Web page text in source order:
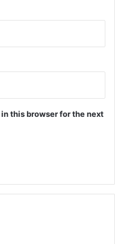
this browser for the next